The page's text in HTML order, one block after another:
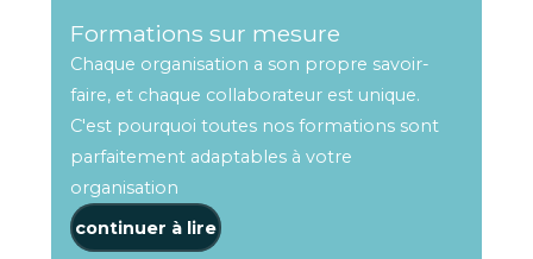
Formations sur mesure
Chaque organisation a son propre savoir-
faire, et chaque collaborateur est unique.
C'est pourquoi toutes nos formations sont
parfaitement adaptables à votre
organisation
continuer à lire